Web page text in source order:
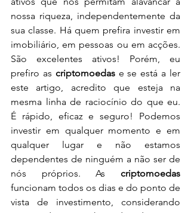
nossa riqueza, independentemente da
sua classe. Há quem prefira investir em
imobiliário, em pessoas ou em acções.
São excelentes ativos! Porém, eu
prefiro as criptomoedas e se está a ler
este artigo, acredito que esteja na
mesma linha de raciocínio do que eu.
É rápido, eficaz e seguro! Podemos
investir em qualquer momento e em
qualquer lugar e não estamos
dependentes de ninguém a não ser de
nós próprios. As criptomoedas
funcionam todos os dias e do ponto de
vista de investimento, considerando